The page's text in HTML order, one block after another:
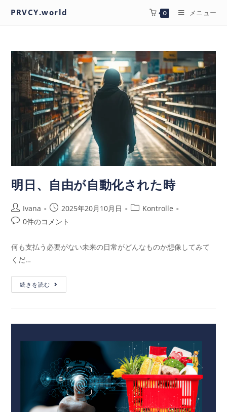
PRVCY.world 0 メニュー
明日、自由が自動化された時
Ivana 2025年20月10月日
Kontrolle
0件のコメント
何も支払う必要がない未来の日常がどんなものか想像してみて
くだ…
続きを読む